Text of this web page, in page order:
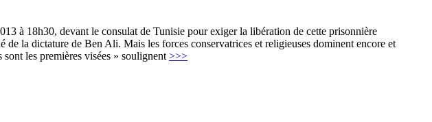
à 18h30, devant le consulat de Tunisie pour exiger la libération de cette prisonnière
la dictature de Ben Ali. Mais les forces conservatrices et religieuses dominent encore et
les premières visées » soulignent >>>